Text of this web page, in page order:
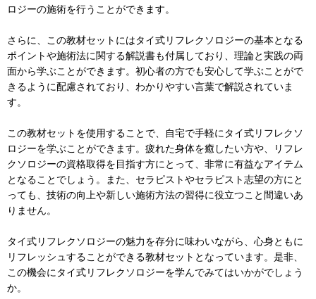
ロジーの施術を行うことができます。
さらに、この教材セットにはタイ式リフレクソロジーの基本となる
ポイントや施術法に関する解説書も付属しており、理論と実践の両
面から学ぶことができます。初心者の方でも安心して学ぶことがで
きるように配慮されており、わかりやすい言葉で解説されていま
す。
この教材セットを使用することで、自宅で手軽にタイ式リフレクソ
ロジーを学ぶことができます。疲れた身体を癒したい方や、リフレ
クソロジーの資格取得を目指す方にとって、非常に有益なアイテム
となることでしょう。また、セラピストやセラピスト志望の方にと
っても、技術の向上や新しい施術方法の習得に役立つこと間違いあ
りません。
タイ式リフレクソロジーの魅力を存分に味わいながら、心身ともに
リフレッシュすることができる教材セットとなっています。是非、
この機会にタイ式リフレクソロジーを学んでみてはいかがでしょう
か。